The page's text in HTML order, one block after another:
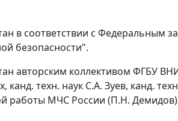
в соответствии с Федеральным
безопасности".
авторским коллективом ФГБУ
техн. наук С.А. Зуев, канд.
работы МЧС России (П.Н.